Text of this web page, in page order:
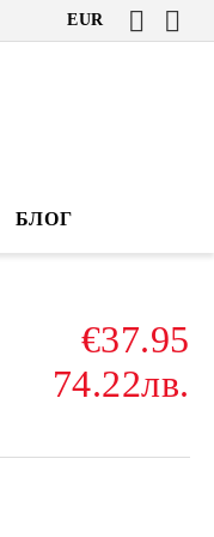
EUR
БЛОГ
€37.95
74.22лв.